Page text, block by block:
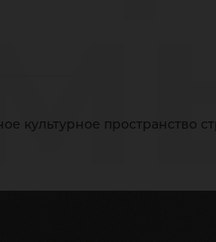
культурное пространство